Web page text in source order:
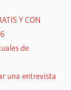
Y CON
de
una entrevista